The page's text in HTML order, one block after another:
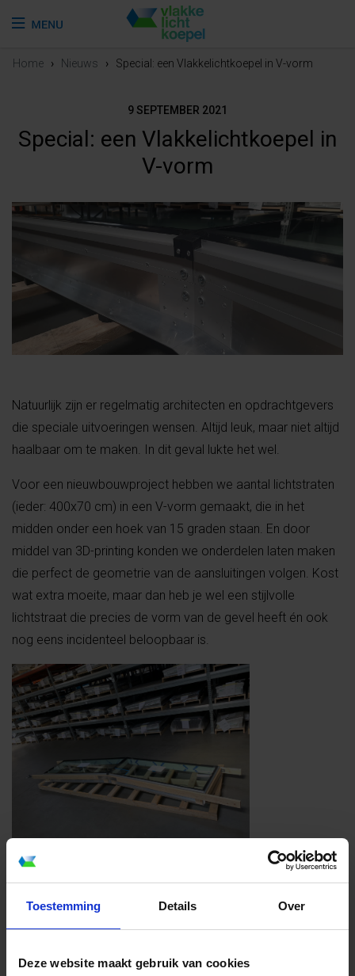
Toestemming Details Over
Deze website maakt gebruik van cookies
Home › Nieuws › Special: een Vlakkelichtkoepel in V-vorm
9 SEPTEMBER 2021
Special: een Vlakkelichtkoepel in
V-vorm
Natuurlijk zijn er regelmatig architecten en opdrachtgevers
die speciale uitvoeringen wensen. Altijd leuk, maar niet altijd
haalbaar om te maken. In dit geval lukte het wel.
Voor een nieuwbouwproject hebben we aantal lichtstraten
(ieder: 400x70 cm) in een V-vorm gemaakt, die in het
midden onder een hoek van 15 graden staan. En door
middel van 3D-printing konden we onderdelen laten maken
die perfect de geometrie van de aansluitingen volgen. Kost
wat extra moeite, maar dan heb je wel een stijlvolle
lichtstraat die precies de vorm van de gevel heeft én ook
nog eens incidenteel beloopbaar is.